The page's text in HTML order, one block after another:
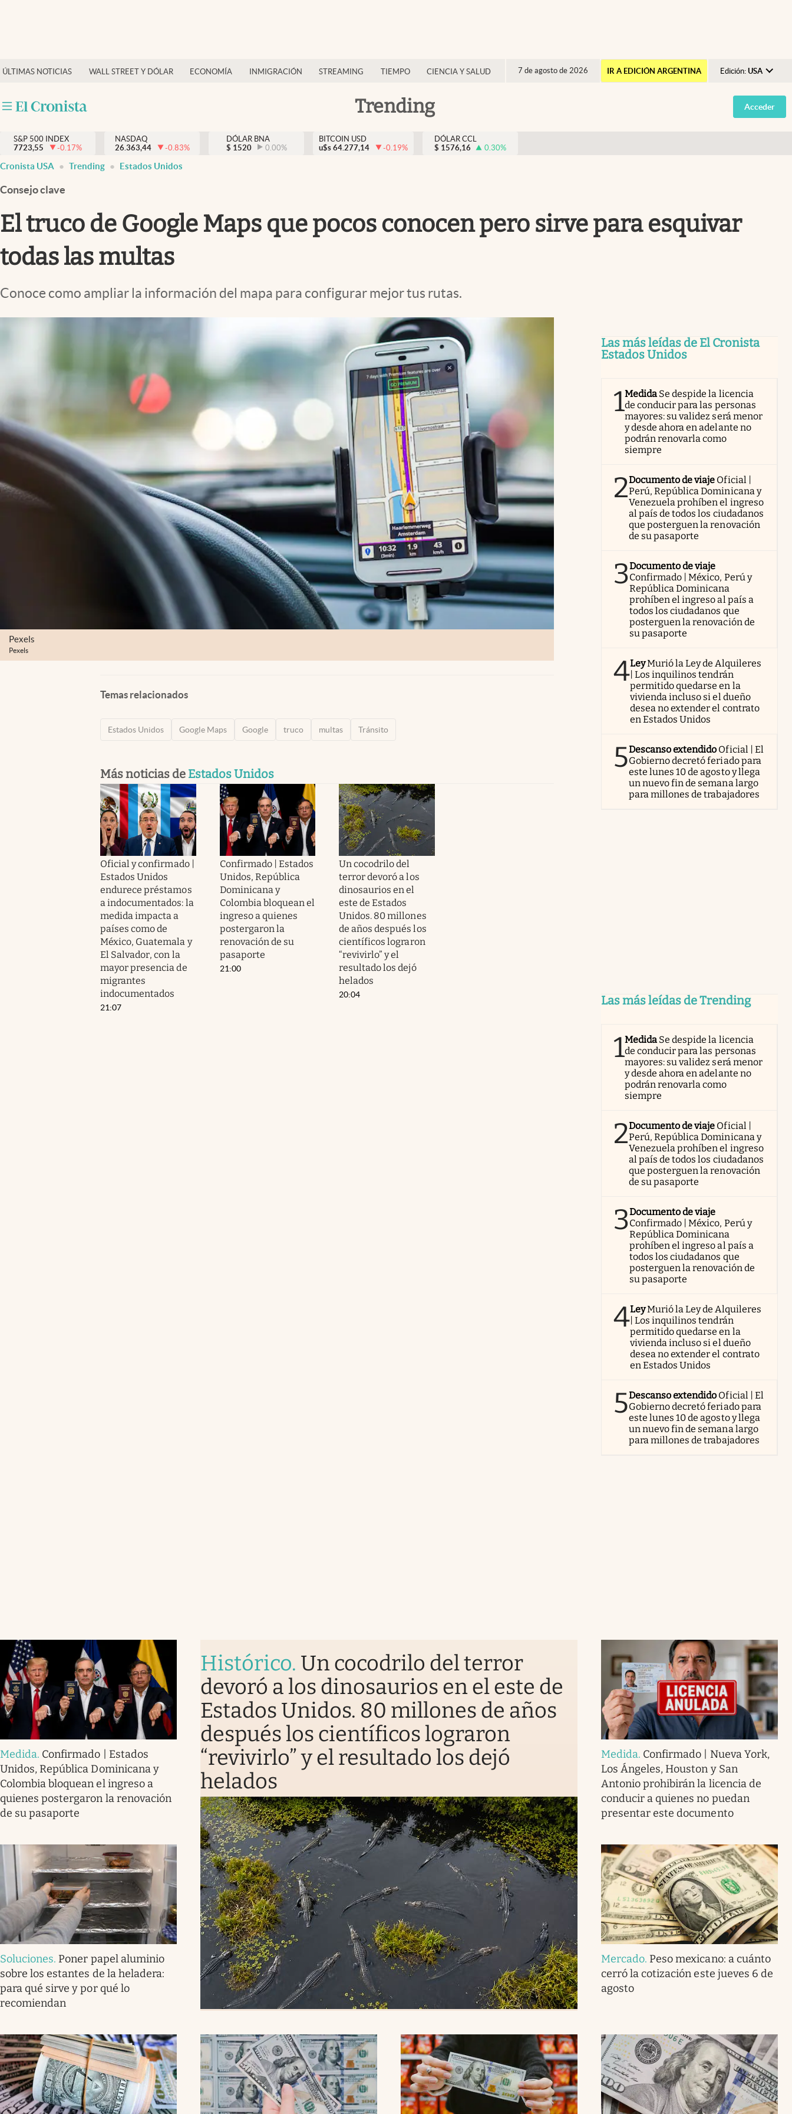
ÚLTIMAS NOTICIAS WALL STREET Y DÓLAR ECONOMÍA INMIGRACIÓN STREAMING TIEMPO CIENCIA Y SALUD 7 de agosto de 2026 IR A EDICIÓN ARGENTINA Edición: USA
Argentina
España
Trending
Finanzas y economía
Inmigración
Trending
Streaming
PC y mobile
Acceder
S&P 500 INDEX
7723,55
-0.17%
NASDAQ
26.363,44
-0.83%
DÓLAR BNA
$ 1520 0.00%
BITCOIN USD
u$s 64.277,14 -0.19%
DÓLAR CCL
$ 1576,16 0.30%
Cronista USA Trending Estados Unidos
Consejo clave
El truco de Google Maps que pocos conocen pero sirve para esquivar
todas las multas
Conoce como ampliar la información del mapa para configurar mejor tus rutas.
Pexels
Pexels
Temas relacionados
Estados Unidos Google Maps Google truco multas Tránsito
Más noticias de Estados Unidos
Oficial y confirmado |
Estados Unidos
endurece préstamos
a indocumentados: la
medida impacta a
países como de
México, Guatemala y
El Salvador, con la
mayor presencia de
migrantes
indocumentados
21:07
Confirmado | Estados
Unidos, República
Dominicana y
Colombia bloquean el
ingreso a quienes
postergaron la
renovación de su
pasaporte
21:00
Un cocodrilo del
terror devoró a los
dinosaurios en el
este de Estados
Unidos. 80 millones
de años después los
científicos lograron
“revivirlo” y el
resultado los dejó
helados
20:04
Las más leídas de El Cronista
Estados Unidos
1Medida Se despide la licencia
de conducir para las personas
mayores: su validez será menor
y desde ahora en adelante no
podrán renovarla como
siempre
2Documento de viaje Oficial |
Perú, República Dominicana y
Venezuela prohíben el ingreso
al país de todos los ciudadanos
que posterguen la renovación
de su pasaporte
3Documento de viaje
Confirmado | México, Perú y
República Dominicana
prohíben el ingreso al país a
todos los ciudadanos que
posterguen la renovación de
su pasaporte
4LeyMurió la Ley de Alquileres
| Los inquilinos tendrán
permitido quedarse en la
vivienda incluso si el dueño
desea no extender el contrato
en Estados Unidos
5Descanso extendido Oficial | El
Gobierno decretó feriado para
este lunes 10 de agosto y llega
un nuevo fin de semana largo
para millones de trabajadores
Las más leídas de Trending
1Medida Se despide la licencia
de conducir para las personas
mayores: su validez será menor
y desde ahora en adelante no
podrán renovarla como
siempre
2Documento de viaje Oficial |
Perú, República Dominicana y
Venezuela prohíben el ingreso
al país de todos los ciudadanos
que posterguen la renovación
de su pasaporte
3Documento de viaje
Confirmado | México, Perú y
República Dominicana
prohíben el ingreso al país a
todos los ciudadanos que
posterguen la renovación de
su pasaporte
4LeyMurió la Ley de Alquileres
| Los inquilinos tendrán
permitido quedarse en la
vivienda incluso si el dueño
desea no extender el contrato
en Estados Unidos
5Descanso extendido Oficial | El
Gobierno decretó feriado para
este lunes 10 de agosto y llega
un nuevo fin de semana largo
para millones de trabajadores
Medida. Confirmado | Estados
Unidos, República Dominicana y
Colombia bloquean el ingreso a
quienes postergaron la renovación
de su pasaporte
Histórico. Un cocodrilo del terror
devoró a los dinosaurios en el este de
Estados Unidos. 80 millones de años
después los científicos lograron
“revivirlo” y el resultado los dejó
helados
Medida. Confirmado | Nueva York,
Los Ángeles, Houston y San
Antonio prohibirán la licencia de
conducir a quienes no puedan
presentar este documento
Soluciones. Poner papel aluminio
sobre los estantes de la heladera:
para qué sirve y por qué lo
recomiendan
Mercado. Peso mexicano: a cuánto
cerró la cotización este jueves 6 de
agosto